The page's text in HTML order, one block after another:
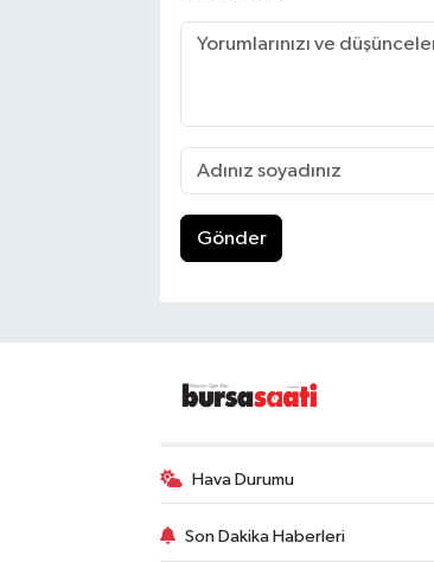
Gönder
Hava Durumu
Son Dakika Haberleri